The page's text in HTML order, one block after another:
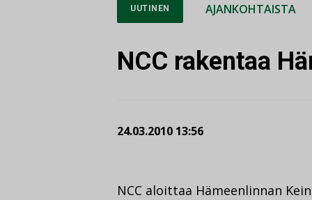
UUTINEN AJANKOHTAISTA
NCC rakentaa
24.03.2010 13:56
NCC aloittaa Hämeenlinnan